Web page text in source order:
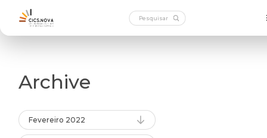
Archive
Fevereiro 2022